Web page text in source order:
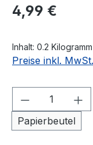
Regulärer Preis:
4,99 €
Inhalt: 0.2 Kilogramm
Preise inkl.
Produkt
Papierbeutel